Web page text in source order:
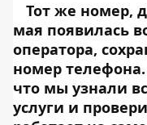
Тот же номер,
мая появилась
оператора,
номер
что мы узнали
услуги и